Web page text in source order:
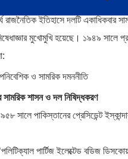
রাজনৈতিক ইতিহাসে দলটি একাধিকবার
মুখোমুখি হয়েছে। ১৯৪৯ সালে
ও সামরিক দমননীতি
শাসন ও দল নিষিদ্ধকরণ
সালে পাকিস্তানের প্রেসিডেন্ট
পার্টিজ ইলেক্টেড বডিজ